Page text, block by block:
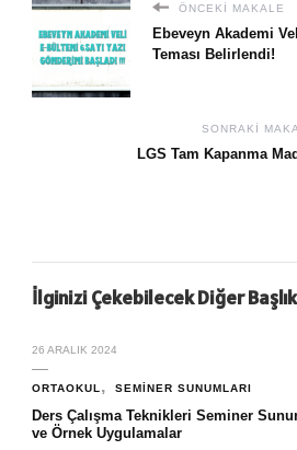
ÖNCEKI MAKALE
Ebeveyn Akademi
Teması Belirlendi!
SONRAKI
LGS Tam Kapanma
İlginizi Çekebilecek Diğer
26 ARALIK 2024
ORTAOKUL SEMINER SUNUMLARI
Ders Çalışma Teknikleri Seminer
ve Örnek Uygulamalar